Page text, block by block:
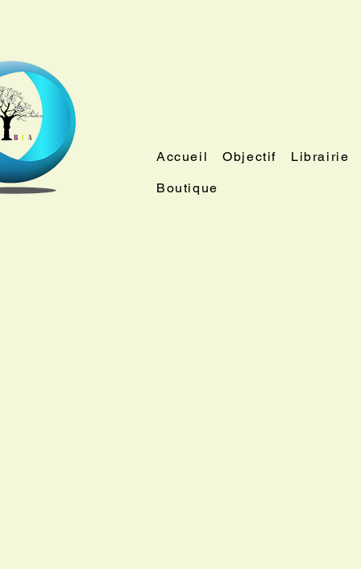
Accueil Objectif Librairie
Boutique